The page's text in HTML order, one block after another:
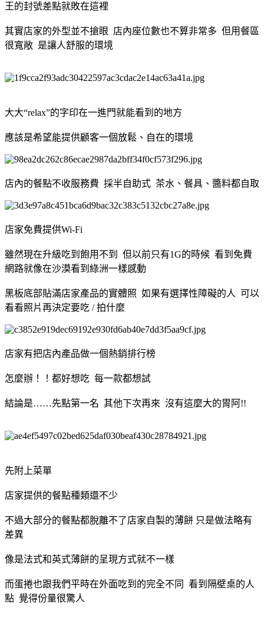
王的封號差點就敗在這裡
其實店家的外型並不搶眼 店內座位數也不算非常多 但用餐區
很寬敞 是讓人舒服的環境
大大“relax”的字印在一進門就能看到的地方
應該是希望能提供顧客一個放鬆、自在的環境
店內的餐點不收服務費 採半自助式 茶水、餐具、醬料都自取
店家免費提供Wi-Fi
雖然現在升級吃到飽用不到 但以前只有1G的時候 看到免費
網路就像在沙漠看到綠洲一樣感動
黑板底部貼滿店家產品的實體照 如果有選擇性障礙的人 可以
看看照片再決定要吃 / 拍什麼
店家有把店內產品做一個熱銷排行榜
怎麼辦！！都好想吃 每一款都想試
結論是……先點第一名 其他下次再來 沒有這麼大的胃阿!!
先附上菜單
店家提供的餐點種類還不少
不過大部分的餐點都脫離不了店家自製的薄餅 只是做法略有
差異
像是法式和英式薄餅的呈現方式就不一樣
而蛋捲也跟我們平時在外面吃到的完全不同 看到隔壁桌的人
點 覺得份量很驚人